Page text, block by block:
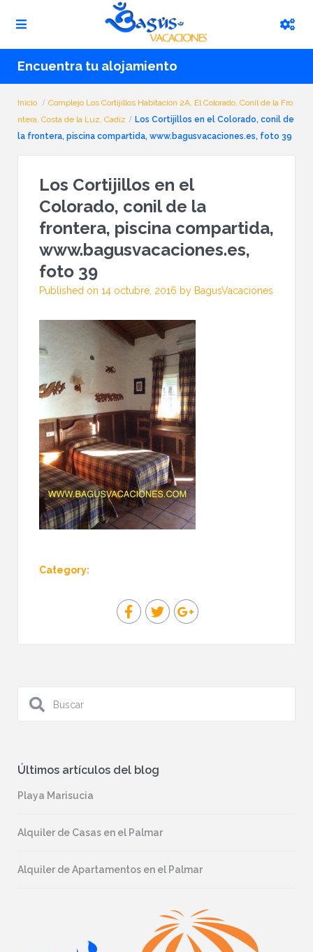
Encuentra tu alojamiento
Inicio
Complejo Los Cortijillos Habitación 2A, El Colorado, Conil de la Fro
ntera, Costa de la Luz, Cadiz
Los Cortijillos en el Colorado, conil de
la frontera, piscina compartida, www.bagusvacaciones.es, foto 39
Los Cortijillos en el
Colorado, conil de la
frontera, piscina compartida,
www.bagusvacaciones.es,
foto 39
Published on 14 octubre, 2016 by BagusVacaciones
Category:
Últimos artículos del blog
Playa Marisucia
Alquiler de Casas en el Palmar
Alquiler de Apartamentos en el Palmar